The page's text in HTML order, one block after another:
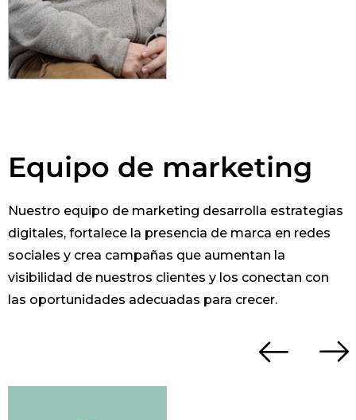
Equipo de marketing
Nuestro equipo de marketing desarrolla estrategias
digitales, fortalece la presencia de marca en redes
sociales y crea campañas que aumentan la
visibilidad de nuestros clientes y los conectan con
las oportunidades adecuadas para crecer.